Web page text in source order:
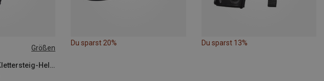
Größen
Black Diamond | Klettersteig-Helme
Du sparst 20% Du sparst 13%